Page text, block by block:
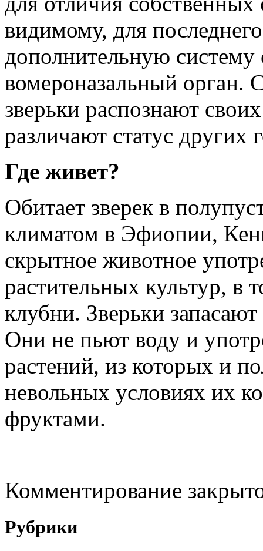
видимому, для
дополнительную систему
вомероназальный
зверьки распознают
различают статус других
Где живет?
Обитает зверек в
климатом в Эфиопии,
скрытное животное
растительных культур, в
клубни. Зверьки
Они не пьют воду и
растений, из которых и
невольных условиях их
фруктами.
Комментирование
Рубрики